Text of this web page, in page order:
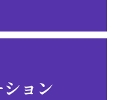
ョン